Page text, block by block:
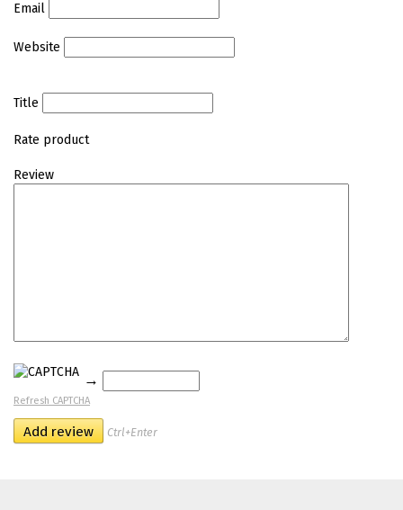
Email
Website
Title
Rate product
Review
→
Refresh CAPTCHA
Ctrl+Enter